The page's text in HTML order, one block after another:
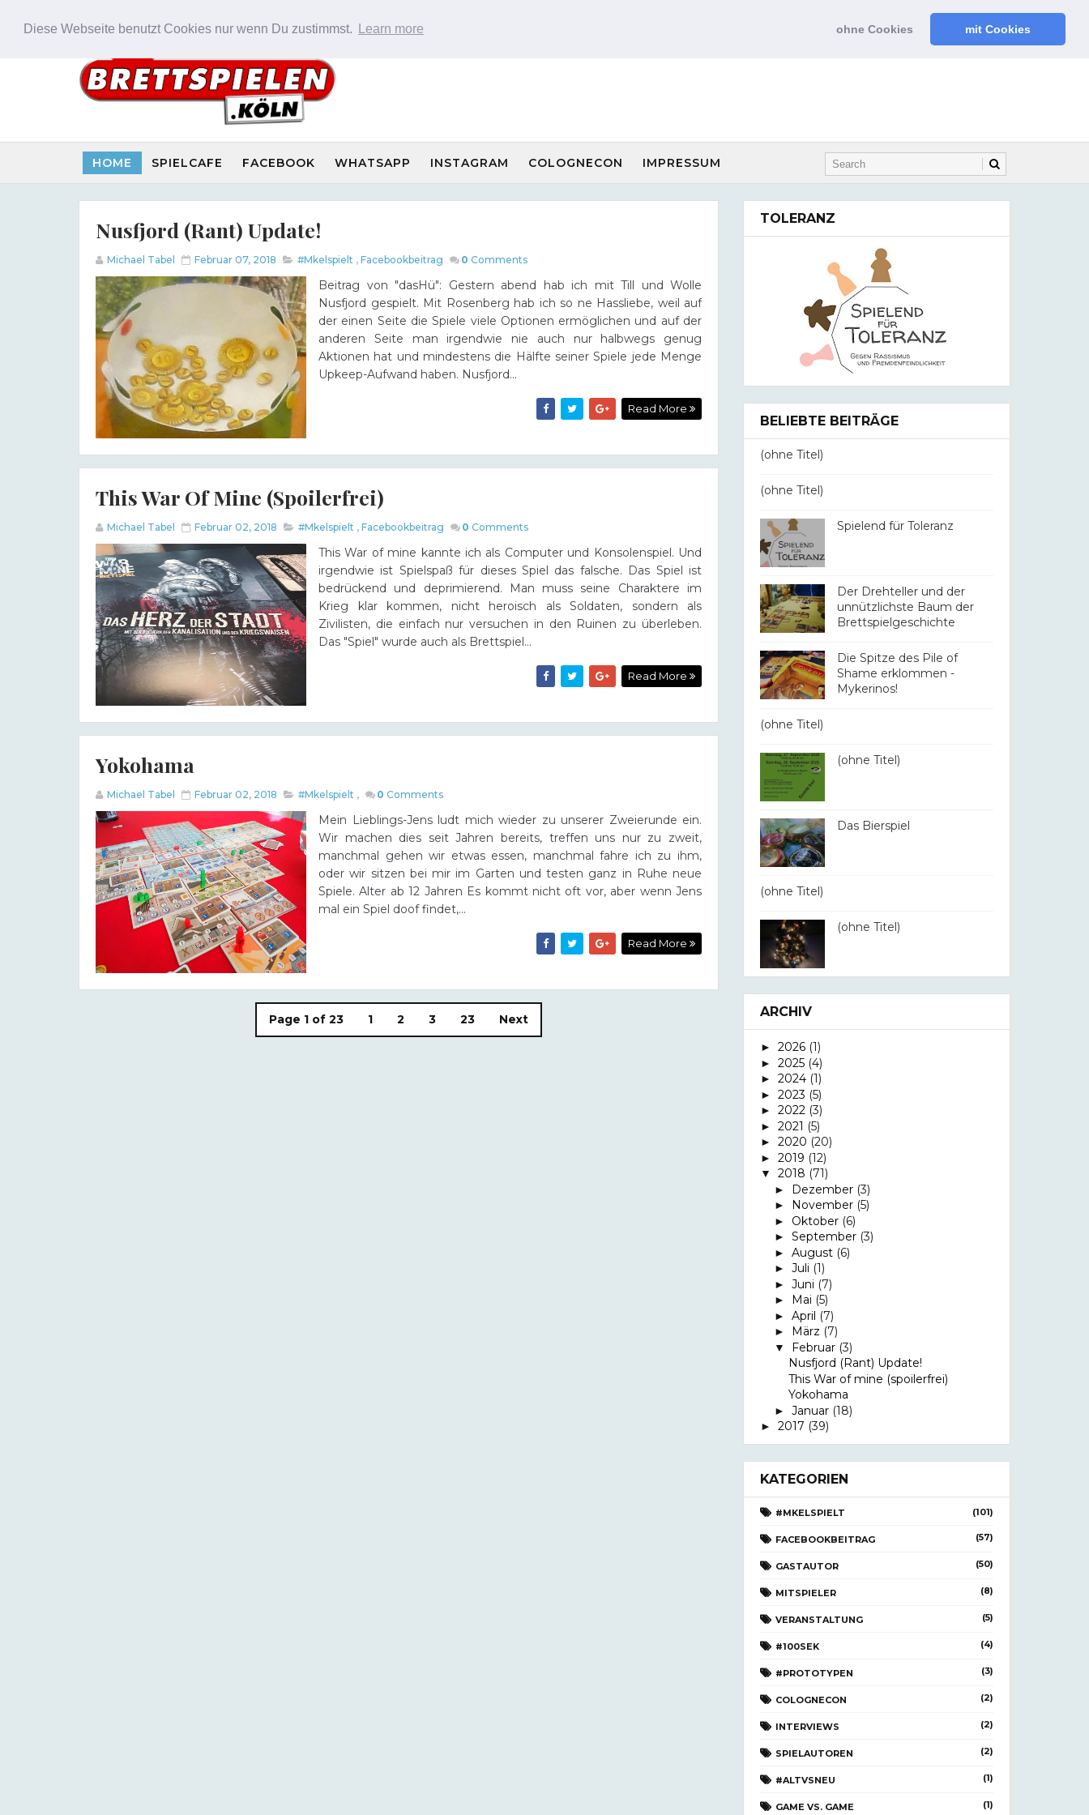
Diese Webseite benutzt Cookies nur wenn Du zustimmst. Learn more ohne Cookies mit Cookies
HOME SPIELCAFE FACEBOOK WHATSAPP INSTAGRAM COLOGNECON IMPRESSUM
Nusfjord (Rant) Update!
Michael Tabel Februar 07, 2018 #Mkelspielt , Facebookbeitrag 0 Comments
Beitrag von "dasHü": Gestern abend hab ich mit Till und Wolle
Nusfjord gespielt. Mit Rosenberg hab ich so ne Hassliebe, weil auf
der einen Seite die Spiele viele Optionen ermöglichen und auf der
anderen Seite man irgendwie nie auch nur halbwegs genug
Aktionen hat und mindestens die Hälfte seiner Spiele jede Menge
Upkeep-Aufwand haben. Nusfjord...
Read More
This War Of Mine (spoilerfrei)
Michael Tabel Februar 02, 2018 #Mkelspielt , Facebookbeitrag 0 Comments
This War of mine kannte ich als Computer und Konsolenspiel. Und
irgendwie ist Spielspaß für dieses Spiel das falsche. Das Spiel ist
bedrückend und deprimierend. Man muss seine Charaktere im
Krieg klar kommen, nicht heroisch als Soldaten, sondern als
Zivilisten, die einfach nur versuchen in den Ruinen zu überleben.
Das "Spiel" wurde auch als Brettspiel...
Read More
Yokohama
Michael Tabel Februar 02, 2018 #Mkelspielt , 0 Comments
Mein Lieblings-Jens ludt mich wieder zu unserer Zweierunde ein.
Wir machen dies seit Jahren bereits, treffen uns nur zu zweit,
manchmal gehen wir etwas essen, manchmal fahre ich zu ihm,
oder wir sitzen bei mir im Garten und testen ganz in Ruhe neue
Spiele. Alter ab 12 Jahren Es kommt nicht oft vor, aber wenn Jens
mal ein Spiel doof findet,...
Read More
Page 1 of 23 1 2 3 23 Next
TOLERANZ
BELIEBTE BEITRÄGE
(ohne Titel)
(ohne Titel)
Spielend für Toleranz
Der Drehteller und der
unnützlichste Baum der
Brettspielgeschichte
Die Spitze des Pile of
Shame erklommen -
Mykerinos!
(ohne Titel)
(ohne Titel)
Das Bierspiel
(ohne Titel)
(ohne Titel)
ARCHIV
► 2026 (1)
► 2025 (4)
► 2024 (1)
► 2023 (5)
► 2022 (3)
► 2021 (5)
► 2020 (20)
► 2019 (12)
▼ 2018 (71)
► Dezember (3)
► November (5)
► Oktober (6)
► September (3)
► August (6)
► Juli (1)
► Juni (7)
► Mai (5)
► April (7)
► März (7)
▼ Februar (3)
Nusfjord (Rant) Update!
This War of mine (spoilerfrei)
Yokohama
► Januar (18)
► 2017 (39)
KATEGORIEN
#MKELSPIELT (101)
FACEBOOKBEITRAG (57)
GASTAUTOR (50)
MITSPIELER (8)
VERANSTALTUNG (5)
#100SEK (4)
#PROTOTYPEN (3)
COLOGNECON (2)
INTERVIEWS (2)
SPIELAUTOREN (2)
#ALTVSNEU (1)
GAME VS. GAME (1)